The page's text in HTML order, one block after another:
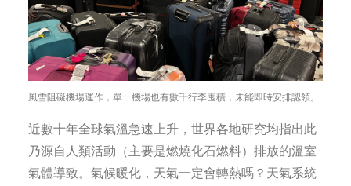
風雪阻礙機場運作，單一機場也有數千行李囤積，未能即時安排認領。
近數十年全球氣溫急速上升，世界各地研究均指出此
乃源自人類活動（主要是燃燒化石燃料）排放的溫室
氣體導致。氣候暖化，天氣一定會轉熱嗎？天氣系統